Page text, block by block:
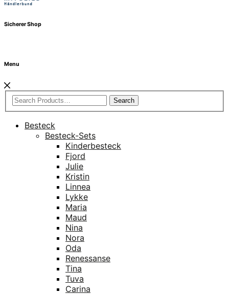
Sicherer Shop
Menu
Search
Besteck
Besteck-Sets
Kinderbesteck
Fjord
Julie
Kristin
Linnea
Lykke
Maria
Maud
Nina
Nora
Oda
Renessanse
Tina
Tuva
Carina